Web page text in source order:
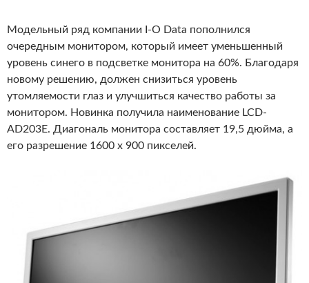
Модельный ряд компании I-O Data пополнился
очередным монитором, который имеет уменьшенный
уровень синего в подсветке монитора на 60%. Благодаря
новому решению, должен снизиться уровень
утомляемости глаз и улучшиться качество работы за
монитором. Новинка получила наименование LCD-
AD203E. Диагональ монитора составляет 19,5 дюйма, а
его разрешение 1600 x 900 пикселей.